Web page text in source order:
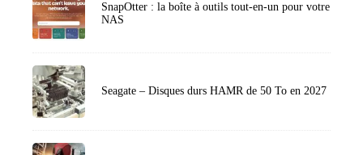
SnapOtter : la boîte à outils tout-en-un pour votre
NAS
Seagate – Disques durs HAMR de 50 To en 2027